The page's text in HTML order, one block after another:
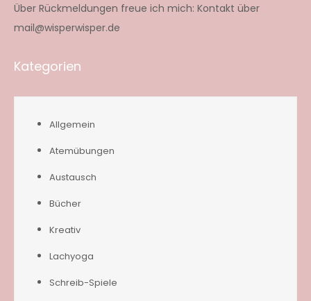
Über Rückmeldungen freue ich mich: Kontakt über
mail@wisperwisper.de
Kategorien
Allgemein
Atemübungen
Austausch
Bücher
Kreativ
Lachyoga
Schreib-Spiele